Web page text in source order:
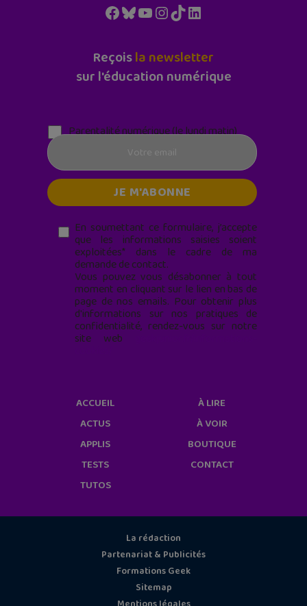
Facebook
Bluesky
YouTube
Instagram
TikTokLinkedIn
Reçoisla newsletter
sur l'éducation numérique
Parentalité numérique (le lundi matin)
En soumettant ce formulaire, j’accepte
que les informations saisies soient
exploitées* dans le cadre de ma
demande de contact.
Vous pouvez vous désabonner à tout
moment en cliquant sur le lien en bas de
page de nos emails. Pour obtenir plus
d'informations sur nos pratiques de
confidentialité, rendez-vous sur notre
site web
ACCUEIL
ACTUS
APPLIS
TESTS
TUTOS
À LIRE
À VOIR
BOUTIQUE
CONTACT
La rédaction
Partenariat & Publicités
Formations Geek
Sitemap